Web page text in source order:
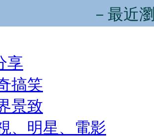
－最近
享
搞笑
景致
、明星、電影